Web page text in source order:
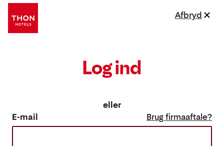
Log ind
eller
E-mail
Brug firmaaftale?
Afbryd